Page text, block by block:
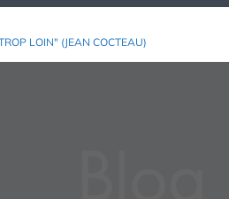
LOIN" (JEAN COCTEAU)